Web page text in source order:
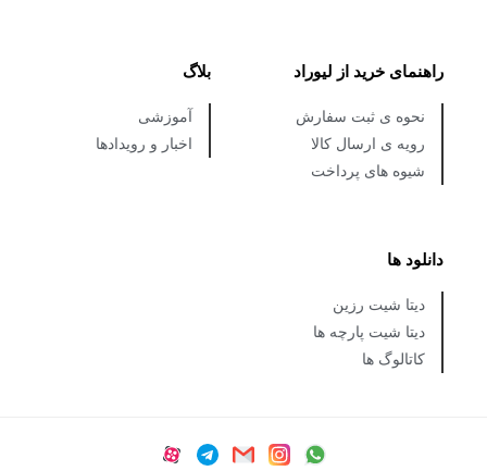
راهنمای خرید از لیوراد
نحوه ی ثبت سفارش
رویه ی ارسال کالا
شیوه های پرداخت
بلاگ
آموزشی
اخبار و رویدادها
دانلود ها
دیتا شیت رزین
دیتا شیت پارچه ها
کاتالوگ ها